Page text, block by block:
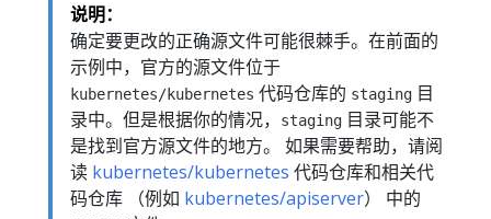
说明：
确定要更改的正确源文件可能很棘手。在前面的
示例中，官方的源文件位于
kubernetes/kubernetes 代码仓库的 staging 目
录中。但是根据你的情况，
staging 目录可能不
是找到官方源文件的地方。 如果需要帮助，请阅
读 kubernetes/kubernetes 代码仓库和相关代
码仓库 （例如 kubernetes/apiserver） 中的